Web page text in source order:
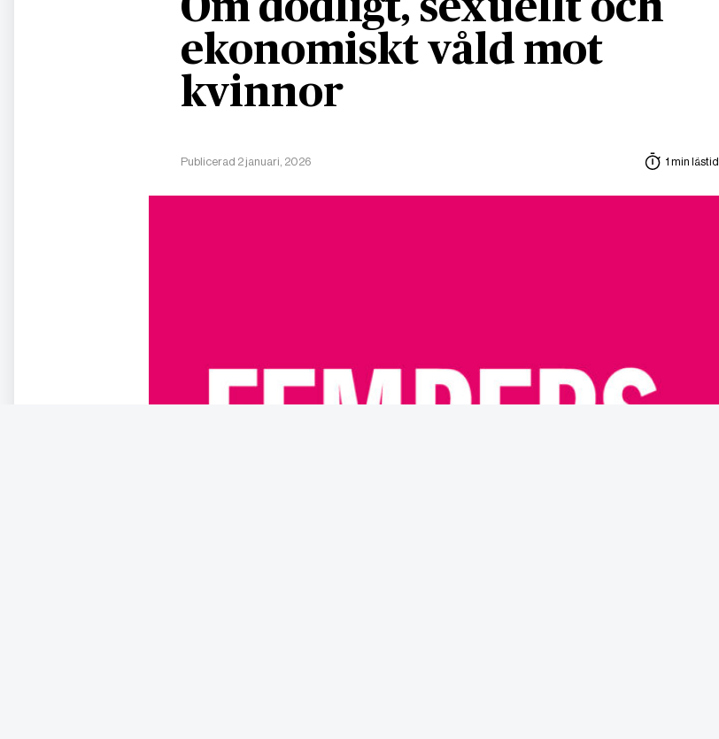
ekonomiskt våld mot
kvinnor
Publicerad 2 januari, 2026 1 min lästid